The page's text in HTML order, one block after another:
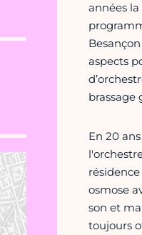
années
aspects
brassage
En 20
osmose
son et
toujours